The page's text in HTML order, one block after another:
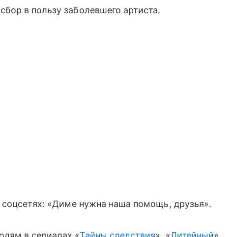
в пользу заболевшего артиста.
соцсетях: «Диме нужна наша помощь, друзья».